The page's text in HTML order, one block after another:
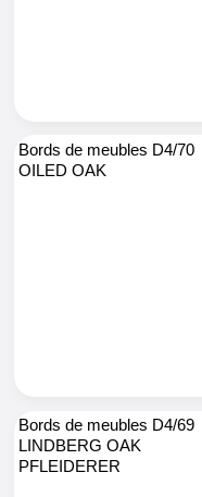
Bords de meubles D4/70
OILED OAK
Bords de meubles D4/69
LINDBERG OAK
PFLEIDERER